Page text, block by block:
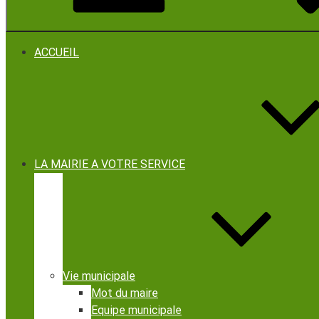
ACCUEIL
LA MAIRIE A VOTRE SERVICE
Vie municipale
Mot du maire
Equipe municipale